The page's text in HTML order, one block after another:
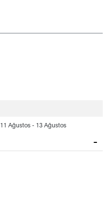
11 Ağustos - 13 Ağustos